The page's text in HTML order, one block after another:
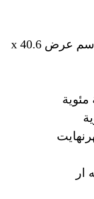
– أبعاد المنتج: 66 سم طول x 43.2 سم عرض x 40.6